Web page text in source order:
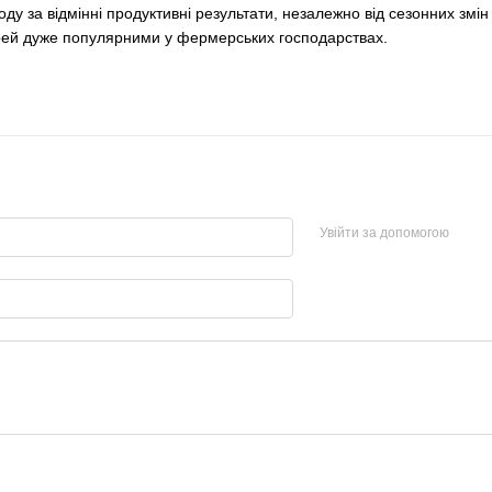
за відмінні продуктивні результати, незалежно від сезонних
дуже популярними у фермерських господарствах.
Увійти за допомогою